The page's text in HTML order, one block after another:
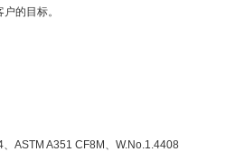
的目标。
ASTM A351 CF8M、W.No.1.4408